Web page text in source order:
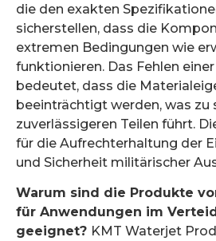
die den exakten
sicherstellen, dass die
extremen Bedingungen wie
funktionieren. Das Fehlen
bedeutet, dass die
beeinträchtigt werden, was zu
zuverlässigeren Teilen führt.
für die Aufrechterhaltung der
und Sicherheit militärischer
Warum sind die Produkte
für Anwendungen im
geeignet? KMT Waterjet